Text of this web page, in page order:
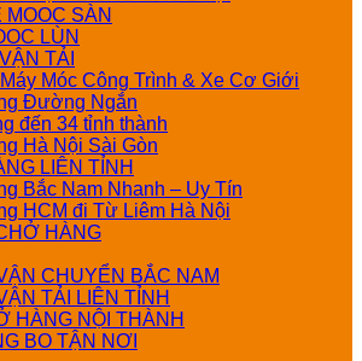
MOOC SÀN
LÙN
TẢI
Móc Công Trình & Xe Cơ Giới
Đường Ngắn
đến 34 tỉnh thành
Hà Nội Sài Gòn
LIÊN TỈNH
Bắc Nam Nhanh – Uy Tín
HCM đi Từ Liêm Hà Nội
HÀNG
CHUYỂN BẮC NAM
TẢI LIÊN TỈNH
HÀNG NỘI THÀNH
BO TẬN NƠI